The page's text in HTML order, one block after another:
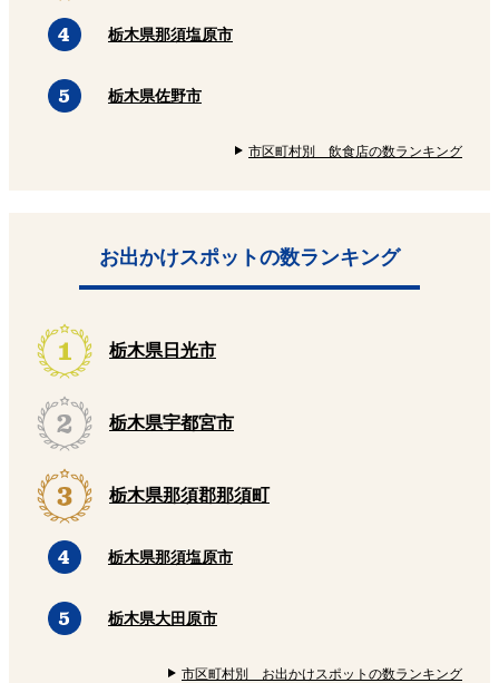
栃木県那須塩原市
栃木県佐野市
市区町村別 飲食店の数ランキング
お出かけスポットの数ランキング
栃木県日光市
栃木県宇都宮市
栃木県那須郡那須町
栃木県那須塩原市
栃木県大田原市
市区町村別 お出かけスポットの数ランキング